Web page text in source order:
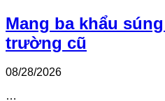
Mang ba khẩu
trường cũ
08/28/2026
…